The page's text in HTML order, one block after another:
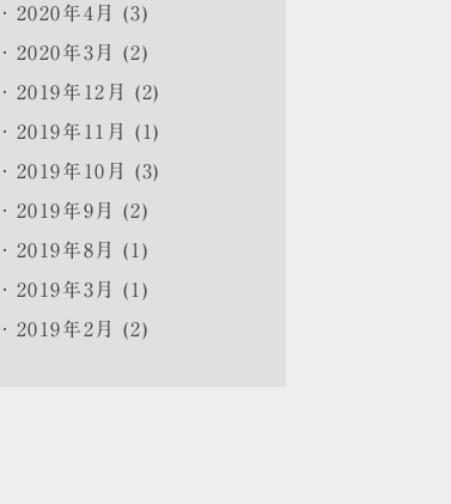
2020年4月 (3)
2020年3月 (2)
2019年12月 (2)
2019年11月 (1)
2019年10月 (3)
2019年9月 (2)
2019年8月 (1)
2019年3月 (1)
2019年2月 (2)